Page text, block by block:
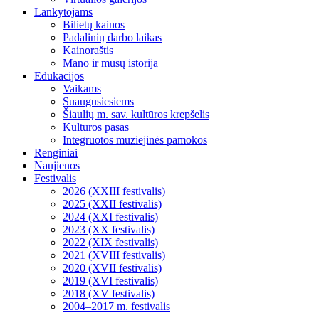
Lankytojams
Bilietų kainos
Padalinių darbo laikas
Kainoraštis
Mano ir mūsų istorija
Edukacijos
Vaikams
Suaugusiesiems
Šiaulių m. sav. kultūros krepšelis
Kultūros pasas
Integruotos muziejinės pamokos
Renginiai
Naujienos
Festivalis
2026 (XXIII festivalis)
2025 (XXII festivalis)
2024 (XXI festivalis)
2023 (XX festivalis)
2022 (XIX festivalis)
2021 (XVIII festivalis)
2020 (XVII festivalis)
2019 (XVI festivalis)
2018 (XV festivalis)
2004–2017 m. festivalis